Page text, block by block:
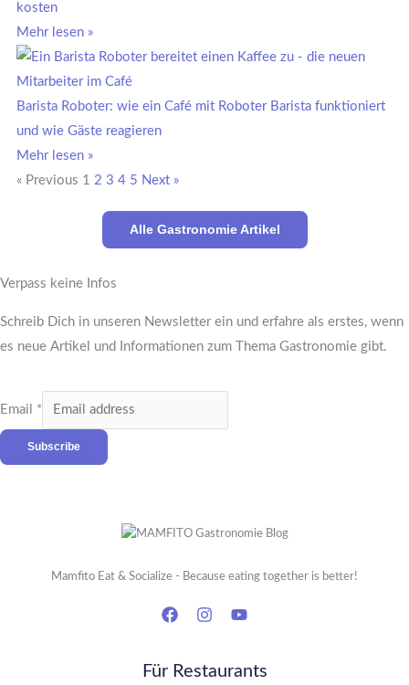
kosten
Mehr lesen »
Barista Roboter: wie ein Café mit Roboter Barista funktioniert
und wie Gäste reagieren
Mehr lesen »
« Previous 1 2 3 4 5 Next »
Alle Gastronomie Artikel
Verpass keine Infos
Schreib Dich in unseren Newsletter ein und erfahre als erstes, wenn
es neue Artikel und Informationen zum Thema Gastronomie gibt.
Email *
Subscribe
Mamfito Eat & Socialize - Because eating together is better!
Für Restaurants